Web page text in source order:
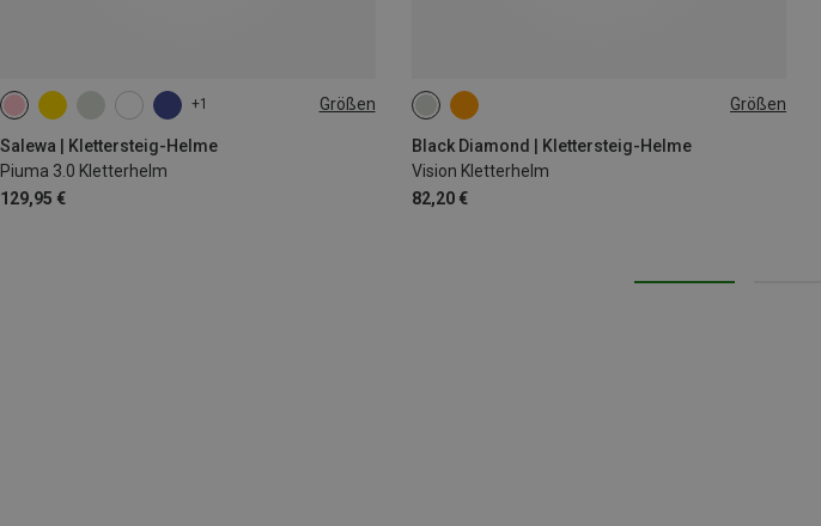
+1 Größen
Salewa | Klettersteig-Helme
Piuma 3.0 Kletterhelm
129,95 €
57-62CM S-M | 53-58CM Größen
Black Diamond | Klettersteig-Helme
Vision Kletterhelm
82,20 €
53-59CM